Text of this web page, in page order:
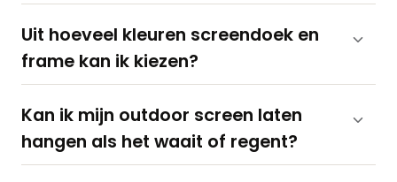
Uit hoeveel kleuren screendoek en
frame kan ik kiezen?
Kan ik mijn outdoor screen laten
hangen als het waait of regent?